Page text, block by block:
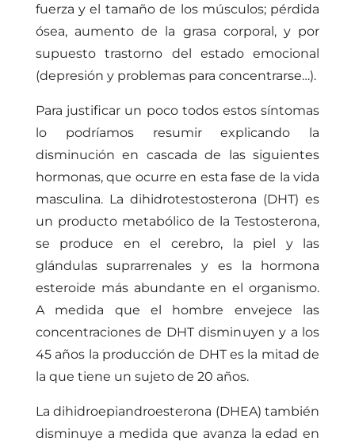
fuerza y el tamaño de los músculos; pérdida
ósea, aumento de la grasa corporal, y por
supuesto trastorno del estado emocional
(depresión y problemas para concentrarse…).
Para justificar un poco todos estos síntomas
lo podríamos resumir explicando la
disminución en cascada de las siguientes
hormonas, que ocurre en esta fase de la vida
masculina. La dihidrotestosterona (DHT) es
un producto metabólico de la Testosterona,
se produce en el cerebro, la piel y las
glándulas suprarrenales y es la hormona
esteroide más abundante en el organismo.
A medida que el hombre envejece las
concentraciones de DHT disminuyen y a los
45 años la producción de DHT es la mitad de
la que tiene un sujeto de 20 años.
La dihidroepiandroesterona (DHEA) también
disminuye a medida que avanza la edad en